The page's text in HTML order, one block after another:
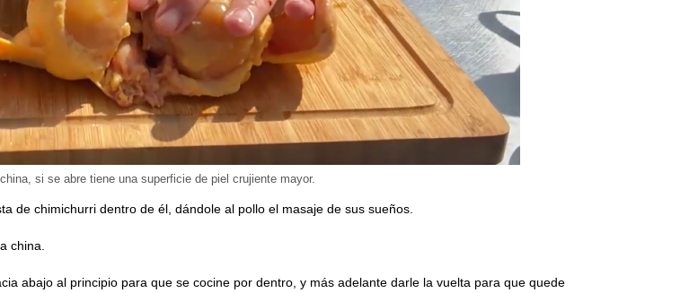
si se abre tiene una superficie de piel crujiente mayor.
de chimichurri dentro de él, dándole al pollo el masaje de sus sueños.
china.
abajo al principio para que se cocine por dentro, y más adelante darle la vuelta para que quede